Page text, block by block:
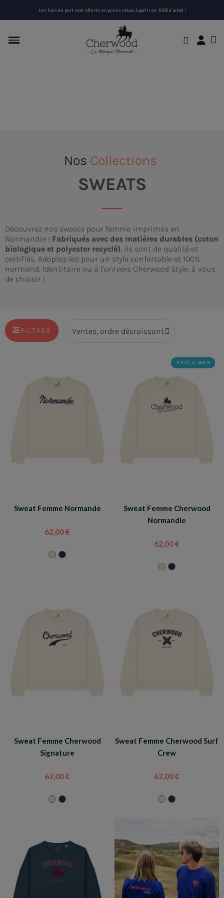
Les frais de port sont offerts en points relais à partir de 100€ d'achat !
Nos Collections
SWEATS
Découvrez nos sweats pour femme imprimés en
Normandie ! Fabriqués avec des matières durables (coton
biologique et polyester recyclé), ils sont de qualité et
certifiés. Adoptez-les pour un style confortable et 100%
normand. Identitaire ou à l'univers Cherwood Style, à vous
de choisir !
FILTRES
Sweat Femme Normande
62,00 €
EXCLU WEB
Sweat Femme Cherwood
Normandie
62,00 €
Sweat Femme Cherwood
Signature
62,00 €
Sweat Femme Cherwood Surf
Crew
62,00 €